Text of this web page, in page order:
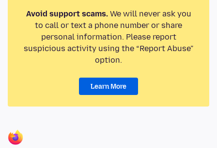
Avoid support scams.We will never ask you
to call or text a phone number or share
personal information. Please report
suspicious activity using the “Report Abuse”
option.
Learn More